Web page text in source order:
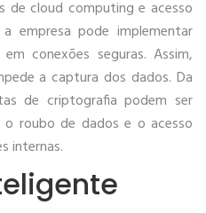
de cloud computing e acesso
empresa pode implementar
conexões seguras. Assim,
a captura dos dados. Da
de criptografia podem ser
o roubo de dados e o acesso
internas.